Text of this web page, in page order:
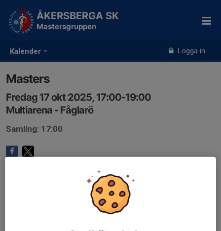
Kalender Logga in
ÅKERSBERGA SK
Mastersgruppen
Masters
Fredag 17 okt 2025, 17:00-19:00
Multiarena - Fåglarö
Samling: 17:00